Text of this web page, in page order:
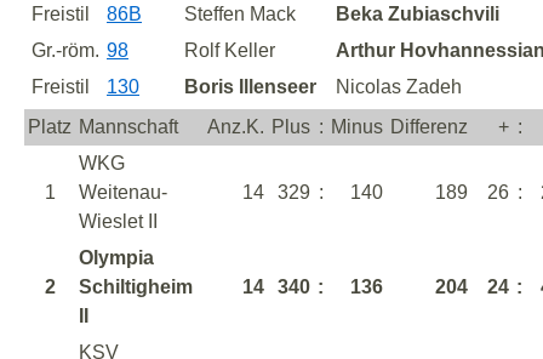
Freistil
86B Steffen Mack
Beka Zubiaschvili
Gr.-röm. 98 Rolf Keller
Arthur
Freistil
130 Boris Illenseer
Nicolas Zadeh
Platz Mannschaft Anz.K. Plus : Minus Differenz + :
1
WKG
Weitenau-
Wieslet II
14 329 : 140 189 26 :
2
Olympia
Schiltigheim
14 340 : 136 204 24 :
KSV